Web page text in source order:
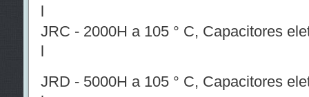
l
JRC - 2000H a 105 ° C, Capacitores
l
JRD - 5000H a 105 ° C, Capacitores